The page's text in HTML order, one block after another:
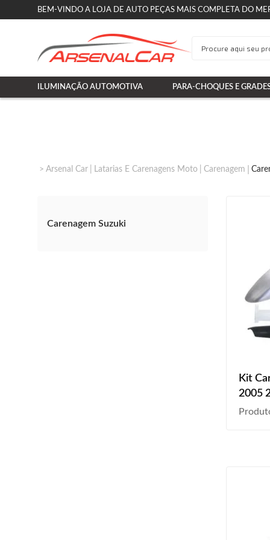
BEM-VINDO A LOJA DE AUTO PEÇAS MAIS COMPLETA DO
ILUMINAÇÃO AUTOMOTIVA PARA-CHOQUES E
Arsenal Car Latarias E Carenagens Moto Carenagem
Carenagem Suzuki
Kit
2005
2010